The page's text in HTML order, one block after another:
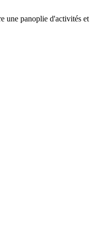
une panoplie d'activités et